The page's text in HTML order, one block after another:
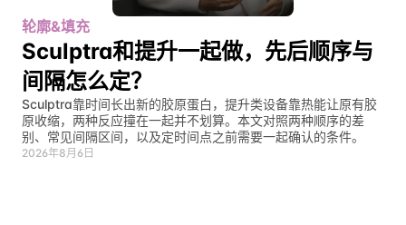
轮廓&填充
Sculptra和提升一起做，先后顺序与
间隔怎么定？
Sculptra靠时间长出新的胶原蛋白，提升类设备靠热能让原有胶
原收缩，两种反应撞在一起并不划算。本文对照两种顺序的差
别、常见间隔区间，以及定时间点之前需要一起确认的条件。
2026年8月6日